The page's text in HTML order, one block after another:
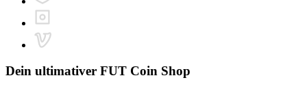
Dein ultimativer FUT Coin Shop